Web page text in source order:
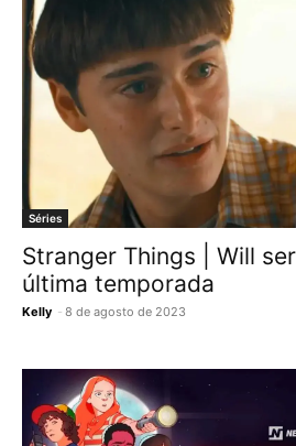
Séries
Stranger Things | Will
última temporada
Kelly - 8 de agosto de 2023